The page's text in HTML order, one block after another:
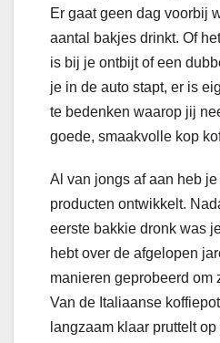
Er gaat geen dag voorbij
aantal bakjes drinkt. Of
is bij je ontbijt of een
je in de auto stapt, er is
te bedenken waarop jij
goede, smaakvolle kop
Al van jongs af aan heb
producten ontwikkelt.
eerste bakkie dronk was
hebt over de afgelopen
manieren geprobeerd om
Van de Italiaanse
langzaam klaar pruttelt